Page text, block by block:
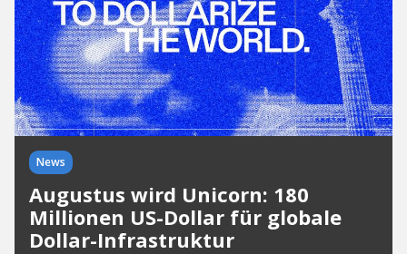
News
Augustus wird Unicorn: 180
Millionen US-Dollar für globale
Dollar-Infrastruktur